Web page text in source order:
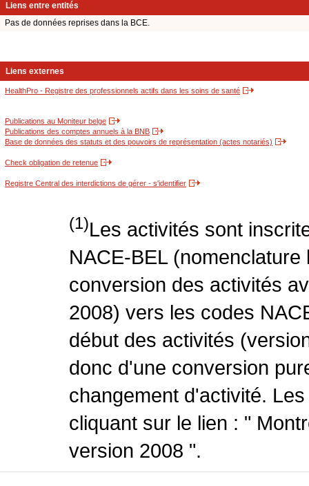
Liens entre entités
Pas de données reprises dans la BCE.
Liens externes
HealthPro - Registre des professionnels actifs dans les soins de santé
Publications au Moniteur belge
Publications des comptes annuels à la BNB
Base de données des statuts et des pouvoirs de représentation (actes notariés)
Check obligation de retenue
Registre Central des interdictions de gérer - s'identifier
(1)Les activités sont
NACE-BEL
conversion des activités
2008) vers les codes
début des activités
donc d'une conversion
changement d'activité.
cliquant sur le lien : "
version 2008 ".